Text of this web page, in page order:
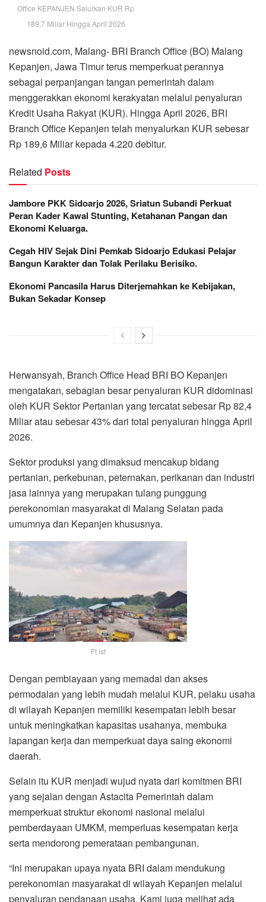
Office KEPANJEN Salurkan KUR Rp
189,7 Miliar Hingga April 2026
newsnoid.com, Malang- BRI Branch Office (BO) Malang
Kepanjen, Jawa Timur terus memperkuat perannya
sebagai perpanjangan tangan pemerintah dalam
menggerakkan ekonomi kerakyatan melalui penyaluran
Kredit Usaha Rakyat (KUR). Hingga April 2026, BRI
Branch Office Kepanjen telah menyalurkan KUR sebesar
Rp 189,6 Miliar kepada 4.220 debitur.
Related Posts
Jambore PKK Sidoarjo 2026, Sriatun Subandi Perkuat
Peran Kader Kawal Stunting, Ketahanan Pangan dan
Ekonomi Keluarga.
Cegah HIV Sejak Dini Pemkab Sidoarjo Edukasi Pelajar
Bangun Karakter dan Tolak Perilaku Berisiko.
Ekonomi Pancasila Harus Diterjemahkan ke Kebijakan,
Bukan Sekadar Konsep
Herwansyah, Branch Office Head BRI BO Kepanjen
mengatakan, sebagian besar penyaluran KUR didominasi
oleh KUR Sektor Pertanian yang tercatat sebesar Rp 82,4
Miliar atau sebesar 43% dari total penyaluran hingga April
2026.
Sektor produksi yang dimaksud mencakup bidang
pertanian, perkebunan, peternakan, perikanan dan industri
jasa lainnya yang merupakan tulang punggung
perekonomian masyarakat di Malang Selatan pada
umumnya dan Kepanjen khususnya.
Ft ist
Dengan pembiayaan yang memadai dan akses
permodalan yang lebih mudah melalui KUR, pelaku usaha
di wilayah Kepanjen memiliki kesempatan lebih besar
untuk meningkatkan kapasitas usahanya, membuka
lapangan kerja dan memperkuat daya saing ekonomi
daerah.
Selain itu KUR menjadi wujud nyata dari komitmen BRI
yang sejalan dengan Astacita Pemerintah dalam
memperkuat struktur ekonomi nasional melalui
pemberdayaan UMKM, memperluas kesempatan kerja
serta mendorong pemerataan pembangunan.
“Ini merupakan upaya nyata BRI dalam mendukung
perekonomian masyarakat di wilayah Kepanjen melalui
penyaluran pendanaan usaha. Kami juga melihat ada